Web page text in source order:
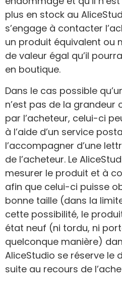
plus en stock au
s’engage à contacter
un produit équivalent ou
de valeur égal qu’il
en boutique.
Dans le cas possible
n’est pas de la grandeur
par l’acheteur, celui-ci
à l’aide d’un service
l’accompagner d’une
de l’acheteur. Le
mesurer le produit et à
afin que celui-ci puisse
bonne taille (dans la
cette possibilité, le
état neuf (ni tordu, ni
quelconque manière)
AliceStudio se réserve le
suite au recours de